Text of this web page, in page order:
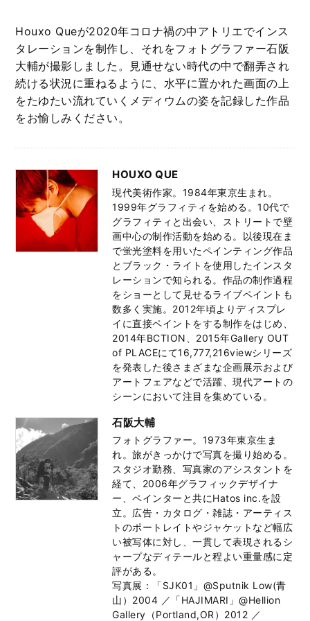
Houxo Queが2020年コロナ禍の中アトリエでインス
タレーションを制作し、それをフォトグラファー石阪
大輔が撮影しました。見通せない時代の中で翻弄され
続ける状況に重ねるように、水平に置かれた画面の上
をたゆたい流れていくメディウムの姿を記録した作品
をお愉しみください。
HOUXO QUE
現代美術作家。1984年東京生まれ。
1999年グラフィティを始める。10代で
グラフィティと出会い、ストリートで壁
画中心の制作活動を始める。以後現在ま
で蛍光塗料を用いたペインティング作品
とブラック・ライトを使用したインスタ
レーションで知られる。作品の制作過程
をショーとして見せるライブペイントも
数多く実施。2012年頃よりディスプレ
イに直接ペイントをする制作をはじめ、
2014年BCTION、2015年Gallery OUT
of PLACEにて16,777,216viewシリーズ
を発表した後さまざまな企画展示および
アートフェアなどで活躍、現代アートの
シーンにおいて注目を集めている。
石阪大輔
フォトグラファー。1973年東京生ま
れ。旅がきっかけで写真を撮り始める。
スタジオ勤務、写真家のアシスタントを
経て、2006年グラフィックデザイナ
ー、ペインターと共にHatos inc.を設
立。広告・カタログ・雑誌・アーティス
トのポートレイトやジャケットなど幅広
い被写体に対し、一貫して表現されるシ
ャープなディテールと程よい重量感に定
評がある。
写真展：「SJK01」@Sputnik Low(青
山）2004 ／「HAJIMARI」@Hellion
Gallery（Portland,OR）2012 ／